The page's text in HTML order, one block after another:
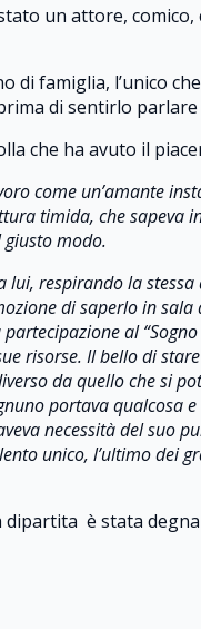
un attore,
di famiglia, l’unico
di sentirlo
che ha avuto il
come un’amante
timida, che sapeva
giusto modo.
lui, respirando la
di saperlo in
al
risorse. Il bello di
da quello che si
portava qualcosa
necessità del suo
unico, l’ultimo dei
è stata